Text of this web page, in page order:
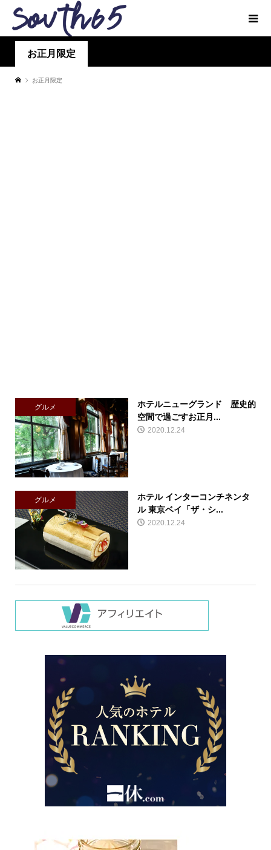
お正月限定
お正月限定
グルメ
ホテルニューグランド 歴史的
空間で過ごすお正月...
2020.12.24
グルメ
ホテル インターコンチネンタ
ル 東京ベイ「ザ・シ...
2020.12.24